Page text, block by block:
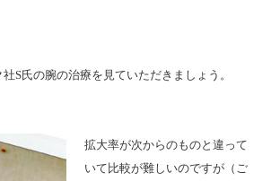
S氏の腕の治療を見ていただきましょう。
拡大率が次からのものと違って
いて比較が難しいのですが（ご